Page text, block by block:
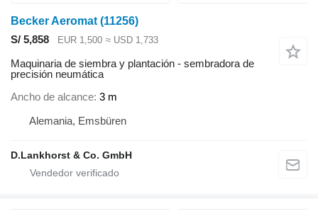
Becker Aeromat (11256)
S/ 5,858
EUR 1,500 ≈ USD 1,733
Maquinaria de siembra y plantación - sembradora de
precisión neumática
Ancho de alcance 3 m
Alemania, Emsbüren
D.Lankhorst & Co. GmbH